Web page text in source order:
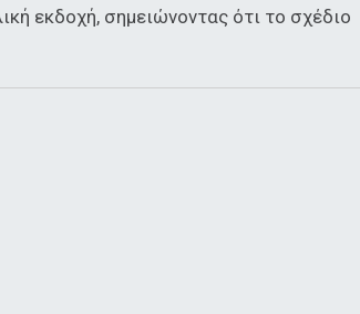
εκδοχή, σημειώνοντας ότι το σχέδιο